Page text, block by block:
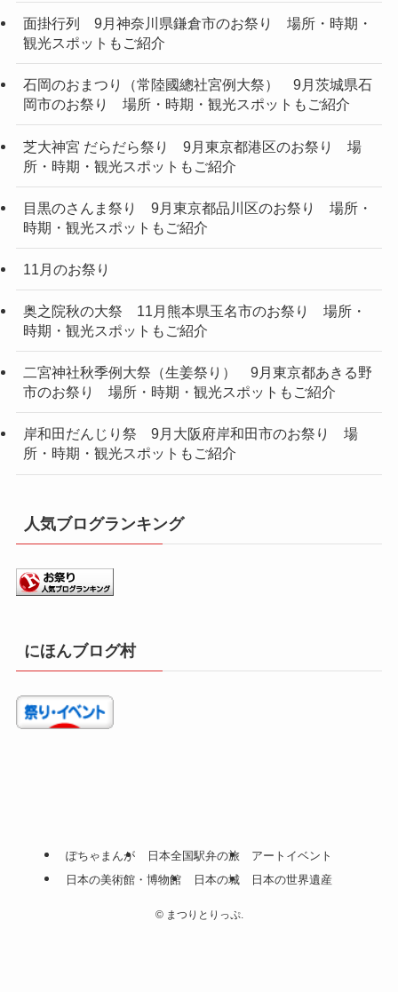
面掛行列 9月神奈川県鎌倉市のお祭り 場所・時期・
観光スポットもご紹介
石岡のおまつり（常陸國總社宮例大祭） 9月茨城県石
岡市のお祭り 場所・時期・観光スポットもご紹介
芝大神宮 だらだら祭り 9月東京都港区のお祭り 場
所・時期・観光スポットもご紹介
目黒のさんま祭り 9月東京都品川区のお祭り 場所・
時期・観光スポットもご紹介
11月のお祭り
奥之院秋の大祭 11月熊本県玉名市のお祭り 場所・
時期・観光スポットもご紹介
二宮神社秋季例大祭（生姜祭り） 9月東京都あきる野
市のお祭り 場所・時期・観光スポットもご紹介
岸和田だんじり祭 9月大阪府岸和田市のお祭り 場
所・時期・観光スポットもご紹介
人気ブログランキング
にほんブログ村
ぽちゃまんが 日本全国駅弁の旅
アートイベント
日本の美術館・博物館
日本の城 日本の世界遺産
©まつりとりっぷ.